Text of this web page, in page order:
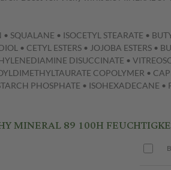
SQUALANE • ISOCETYL STEARATE •
• CETYL ESTERS • JOJOBA ESTERS
DISUCCINATE •
COPOLYMER •
PHOSPHATE • ISOHEXADECANE •
MINERAL 89 100H